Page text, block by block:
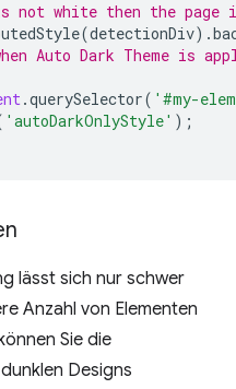
white then the page
(detectionDiv).
Auto Dark Theme is
.querySelector( '#my-
'autoDarkOnlyStyle' );
lässt sich nur schwer
Anzahl von Elementen
Sie die
Designs